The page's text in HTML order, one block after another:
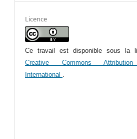
Licence
Ce travail est disponible sous la
Creative Commons
International .